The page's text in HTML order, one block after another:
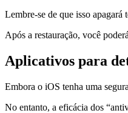
Lembre-se de que isso apagará
Após a restauração, você
Aplicativos para
Embora o iOS tenha uma
No entanto, a eficácia dos